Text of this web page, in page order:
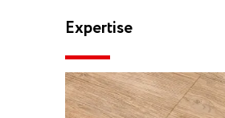
Expertise